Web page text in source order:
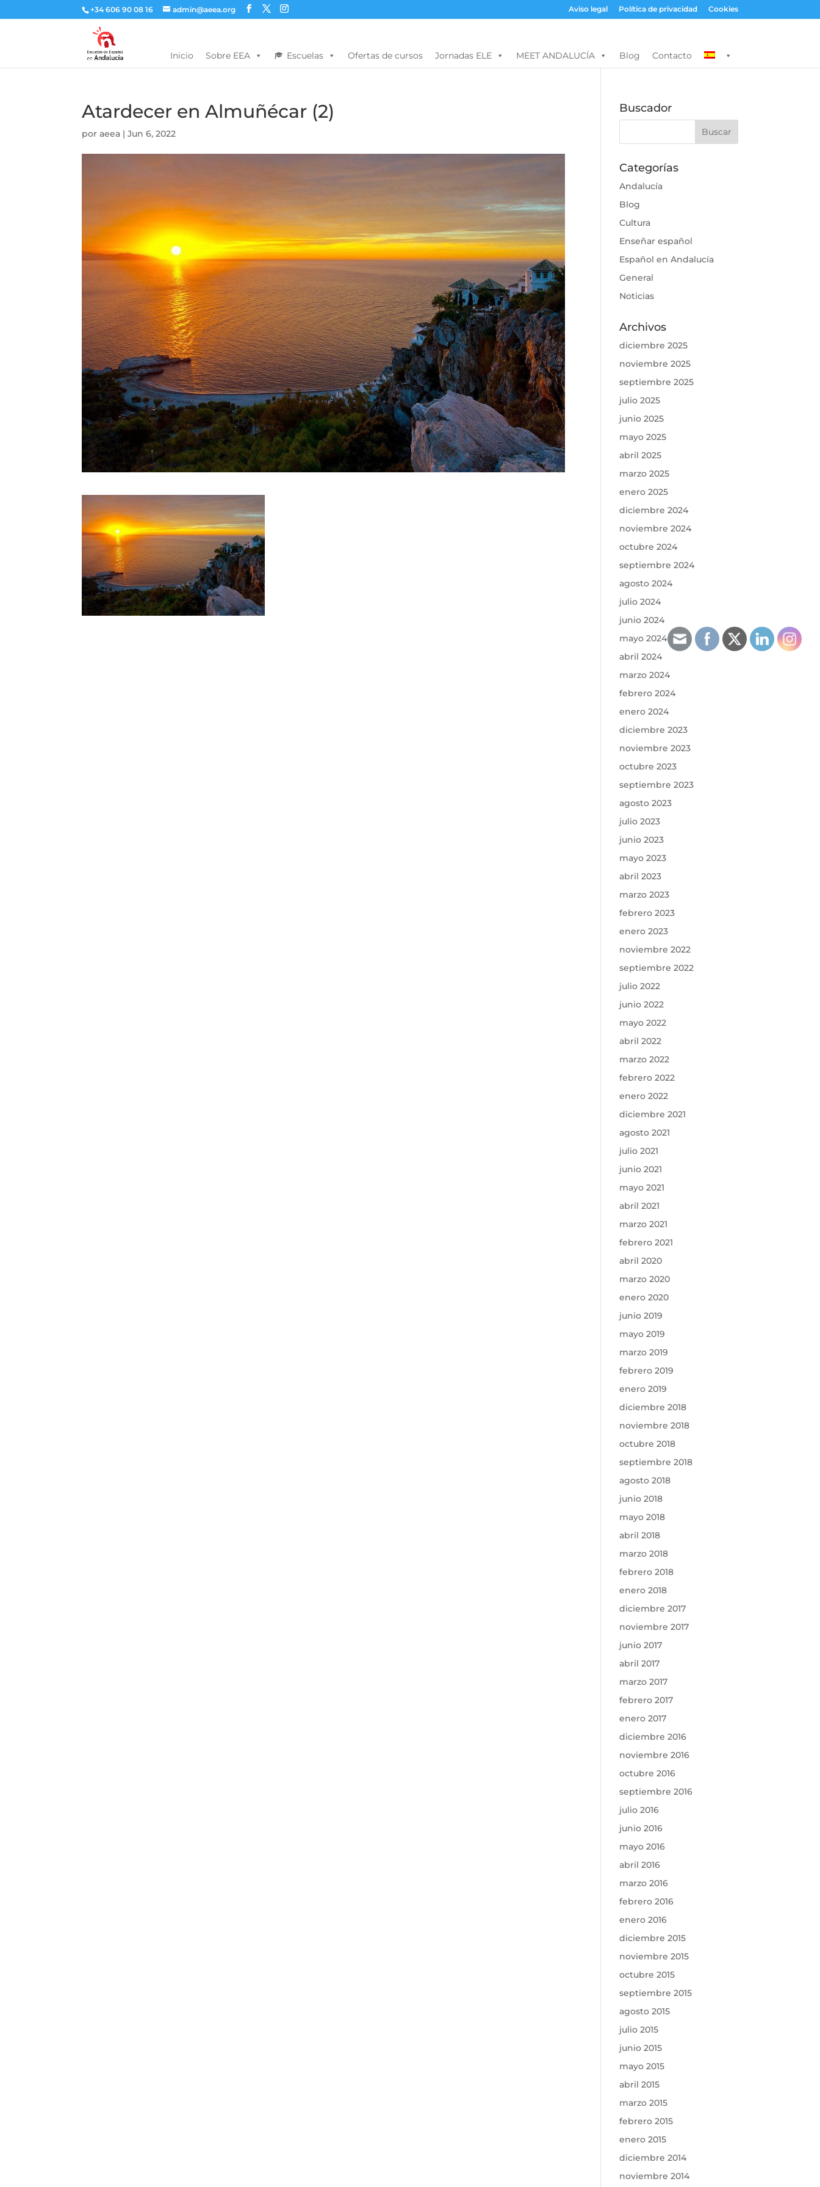
+34 606 90 08 16 admin@aeea.org Aviso legal Política de privacidad Cookies
Inicio Sobre EEA Escuelas Ofertas de cursos Jornadas ELE MEET ANDALUCÍA Blog Contacto
Atardecer en Almuñécar (2)
poraeea |Jun 6, 2022
Buscador
Categorías
Andalucía
Blog
Cultura
Enseñar español
Español en Andalucía
General
Noticias
Archivos
diciembre 2025
noviembre 2025
septiembre 2025
julio 2025
junio 2025
mayo 2025
abril 2025
marzo 2025
enero 2025
diciembre 2024
noviembre 2024
octubre 2024
septiembre 2024
agosto 2024
julio 2024
junio 2024
mayo 2024
abril 2024
marzo 2024
febrero 2024
enero 2024
diciembre 2023
noviembre 2023
octubre 2023
septiembre 2023
agosto 2023
julio 2023
junio 2023
mayo 2023
abril 2023
marzo 2023
febrero 2023
enero 2023
noviembre 2022
septiembre 2022
julio 2022
junio 2022
mayo 2022
abril 2022
marzo 2022
febrero 2022
enero 2022
diciembre 2021
agosto 2021
julio 2021
junio 2021
mayo 2021
abril 2021
marzo 2021
febrero 2021
abril 2020
marzo 2020
enero 2020
junio 2019
mayo 2019
marzo 2019
febrero 2019
enero 2019
diciembre 2018
noviembre 2018
octubre 2018
septiembre 2018
agosto 2018
junio 2018
mayo 2018
abril 2018
marzo 2018
febrero 2018
enero 2018
diciembre 2017
noviembre 2017
junio 2017
abril 2017
marzo 2017
febrero 2017
enero 2017
diciembre 2016
noviembre 2016
octubre 2016
septiembre 2016
julio 2016
junio 2016
mayo 2016
abril 2016
marzo 2016
febrero 2016
enero 2016
diciembre 2015
noviembre 2015
octubre 2015
septiembre 2015
agosto 2015
julio 2015
junio 2015
mayo 2015
abril 2015
marzo 2015
febrero 2015
enero 2015
diciembre 2014
noviembre 2014